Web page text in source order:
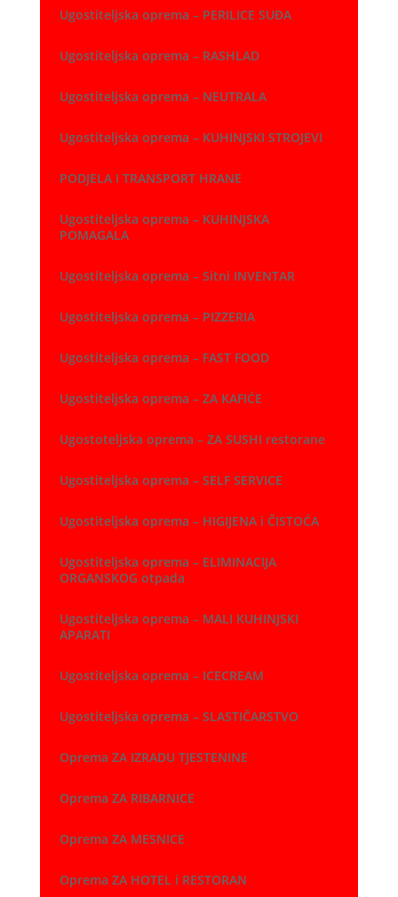
Ugostiteljska oprema – PERILICE SUĐA
Ugostiteljska oprema – RASHLAD
Ugostiteljska oprema – NEUTRALA
Ugostiteljska oprema – KUHINJSKI STROJEVI
PODJELA I TRANSPORT HRANE
Ugostiteljska oprema – KUHINJSKA
POMAGALA
Ugostiteljska oprema – Sitni INVENTAR
Ugostiteljska oprema – PIZZERIA
Ugostiteljska oprema – FAST FOOD
Ugostiteljska oprema – ZA KAFIĆE
Ugostoteljska oprema – ZA SUSHI restorane
Ugostiteljska oprema – SELF SERVICE
Ugostiteljska oprema – HIGIJENA i ČISTOĆA
Ugostiteljska oprema – ELIMINACIJA
ORGANSKOG otpada
Ugostiteljska oprema – MALI KUHINJSKI
APARATI
Ugostiteljska oprema – ICECREAM
Ugostiteljska oprema – SLASTIČARSTVO
Oprema ZA IZRADU TJESTENINE
Oprema ZA RIBARNICE
Oprema ZA MESNICE
Oprema ZA HOTEL i RESTORAN